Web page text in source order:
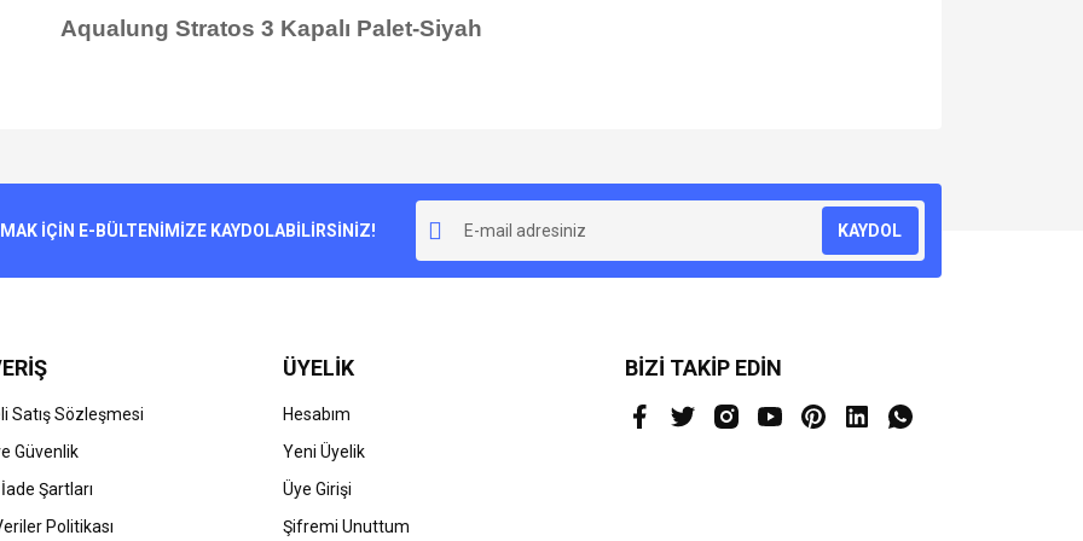
Aqualung Stratos 3 Kapalı Palet-Siyah
Gönder
İÇİN E-BÜLTENİMİZE KAYDOLABİLİRSİNİZ! KAYDOL
Satış Sözleşmesi
Güvenlik
Şartları
Politikası
ÜYELİK
Hesabım
Yeni Üyelik
Üye Girişi
Şifremi Unuttum
BİZİ TAKİP EDİN